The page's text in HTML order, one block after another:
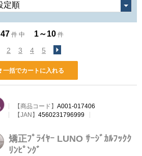
47 件 中 1～10 件
2 3 4 5
一括でカートに入れる
【商品コード】A001-017406
【JAN】4560231796999
矯正ﾌﾟﾗｲﾔｰ LUNO ｻｰｼﾞｶﾙﾌｯｸｸ
ﾘﾝﾋﾟﾝｸﾞ